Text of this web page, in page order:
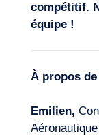
compétitif.
équipe!
À propos de
Emilien,